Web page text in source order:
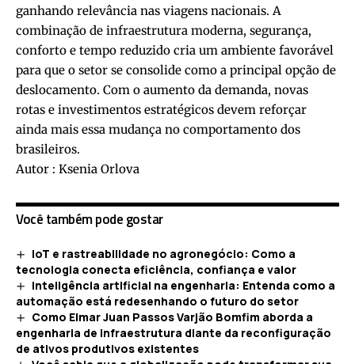
ganhando relevância nas viagens nacionais. A
combinação de infraestrutura moderna, segurança,
conforto e tempo reduzido cria um ambiente favorável
para que o setor se consolide como a principal opção de
deslocamento. Com o aumento da demanda, novas
rotas e investimentos estratégicos devem reforçar
ainda mais essa mudança no comportamento dos
brasileiros.
Autor : Ksenia Orlova
Você também pode gostar
IoT e rastreabilidade no agronegócio: Como a
tecnologia conecta eficiência, confiança e valor
Inteligência artificial na engenharia: Entenda como a
automação está redesenhando o futuro do setor
Como Elmar Juan Passos Varjão Bomfim aborda a
engenharia de infraestrutura diante da reconfiguração
de ativos produtivos existentes